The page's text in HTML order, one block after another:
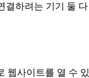
결하려는 기기 둘
웹사이트를 열 수